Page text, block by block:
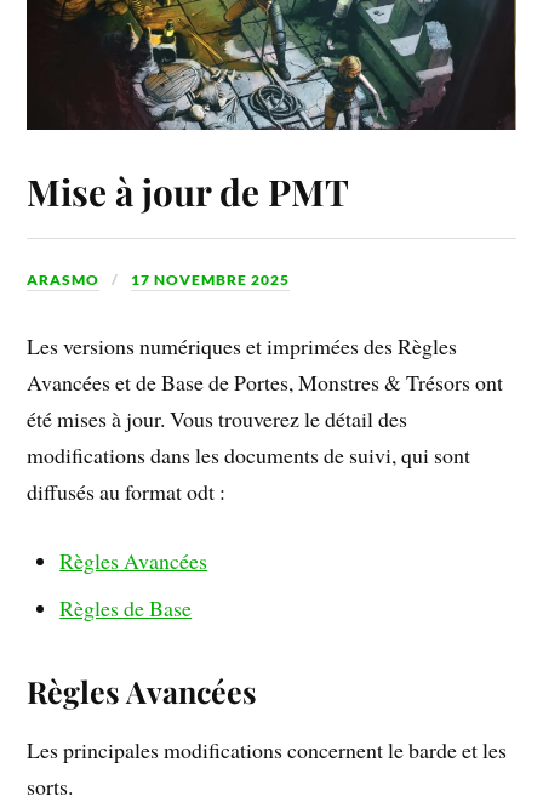
Mise à jour de PMT
ARASMO 17 NOVEMBRE 2025
Les versions numériques et imprimées des Règles
Avancées et de Base de Portes, Monstres & Trésors ont
été mises à jour. Vous trouverez le détail des
modifications dans les documents de suivi, qui sont
diffusés au format odt :
Règles Avancées
Règles de Base
Règles Avancées
Les principales modifications concernent le barde et les
sorts.